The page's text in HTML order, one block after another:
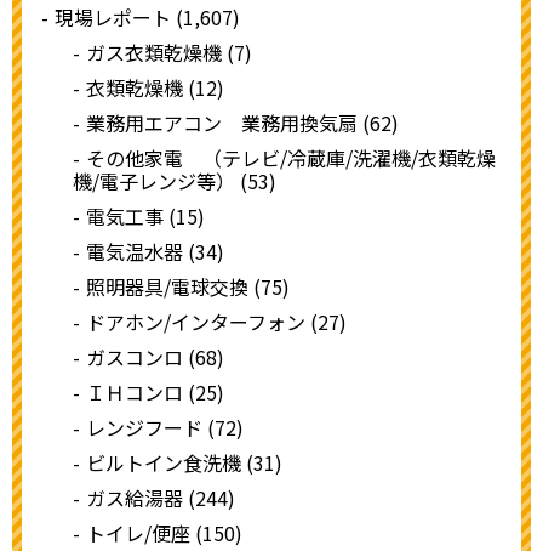
現場レポート (1,607)
ガス衣類乾燥機 (7)
衣類乾燥機 (12)
業務用エアコン 業務用換気扇 (62)
その他家電 （テレビ/冷蔵庫/洗濯機/衣類乾燥
機/電子レンジ等） (53)
電気工事 (15)
電気温水器 (34)
照明器具/電球交換 (75)
ドアホン/インターフォン (27)
ガスコンロ (68)
ＩＨコンロ (25)
レンジフード (72)
ビルトイン食洗機 (31)
ガス給湯器 (244)
トイレ/便座 (150)